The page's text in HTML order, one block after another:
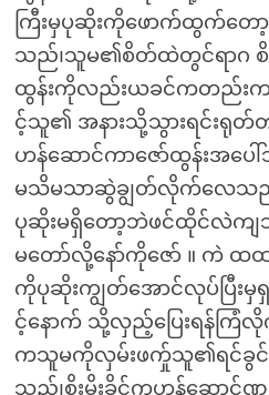
ကြီးမှပုဆိုးကိုဖောက်ထွက်တေ
သည်၊သူမ၏စိတ်ထဲတွင်ရာဂ စိတ်မ
ထွန်းကိုလည်းယခင်ကတည်းကက
င့်သူ၏ အနားသို့သွားရင်းရုတ်တ
ဟန်ဆောင်ကာဇော်ထွန်းအပေ
မသိမသာဆွဲချွတ်လိုက်လေသည်
ပုဆိုးမရှိတော့ဘဲဖင်ထိုင်လဲကျ
မတော်လို့နော်ကိုဇော် ။ ကဲ ထထ
ကိုပုဆိုးကျွတ်အောင်လုပ်ပြီးမှ
င့်နောက် သို့လှည့်ပြေးရန်ကြံ
ကသူမကိုလှမ်းဖက်ှုသူ၏ရင်
သည်၊စိုးမိုးခိုင်ကဟန်ဆောင်ှုဏ္